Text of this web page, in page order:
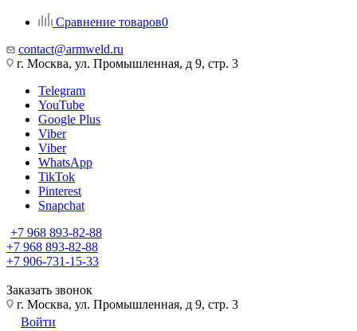
Сравнение товаров0
contact@armweld.ru
г. Москва, ул. Промышленная, д 9, стр. 3
Telegram
YouTube
Google Plus
Viber
Viber
WhatsApp
TikTok
Pinterest
Snapchat
+7 968 893-82-88
+7 968 893-82-88
+7 906-731-15-33
Заказать звонок
г. Москва, ул. Промышленная, д 9, стр. 3
Войти